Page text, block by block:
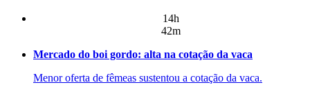
14h
42m
Mercado do boi gordo: alta na cotação da vaca
Menor oferta de fêmeas sustentou a cotação da vaca.